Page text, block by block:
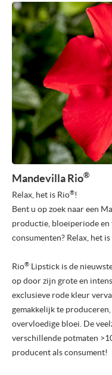
Mandevilla Rio®
Relax, het is Rio®!
Bent u op zoek naar een
productie, bloeiperiode
consumenten? Relax, het is
Rio® Lipstick is de
op door zijn grote en
exclusieve rode kleur
gemakkelijk te
overvloedige bloei. De
verschillende potmaten
producent als consument!